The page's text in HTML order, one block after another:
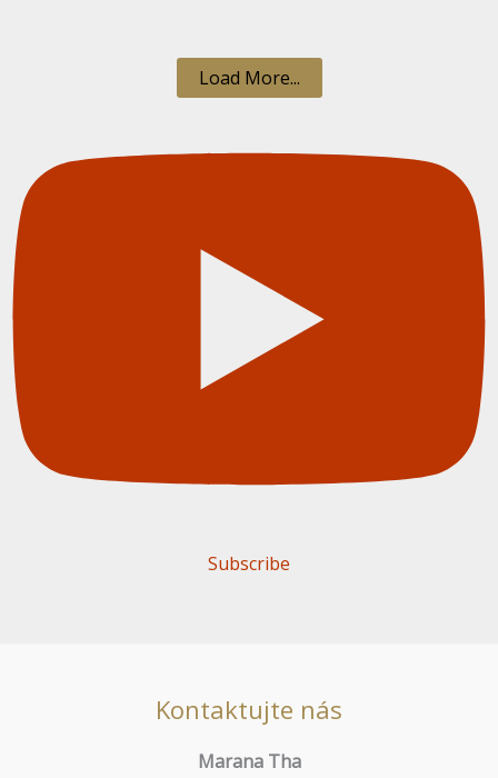
Load More...
Subscribe
Kontaktujte nás
Marana Tha